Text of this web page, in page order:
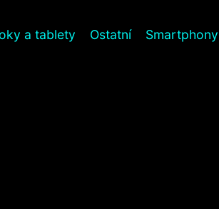
a tablety Ostatní Smartphony